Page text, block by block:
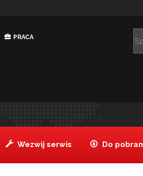
PRACA
Wezwij serwis Do